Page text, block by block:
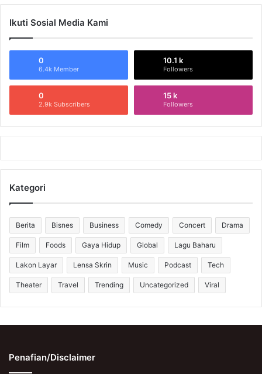
Ikuti Sosial Media Kami
0
6.4k Member
10.1 k
Followers
0
2.9k Subscribers
15 k
Followers
Kategori
Berita Bisnes Business Comedy Concert Drama
Film Foods Gaya Hidup Global Lagu Baharu
Lakon Layar Lensa Skrin Music Podcast Tech
Theater Travel Trending Uncategorized Viral
Penafian/Disclaimer